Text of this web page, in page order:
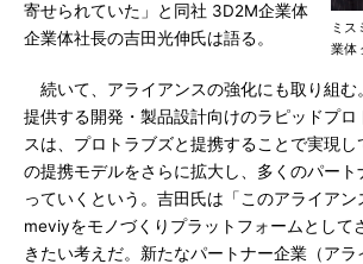
ミ
業体
寄せられていた」と同社 3D2M企業体
企業体社長の吉田光伸氏は語る。
続いて、アライアンスの強化にも取り組
提供する開発・製品設計向けのラピッドプ
スは、プロトラブズと提携することで実現し
の提携モデルをさらに拡大し、多くのパート
っていくという。吉田氏は「このアライアン
meviyをモノづくりプラットフォームとして
きたい考えだ。新たなパートナー企業（アラ